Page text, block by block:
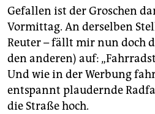
Gefallen ist der Groschen
Vormittag. An derselben
Reuter – fällt mir nun doch
den anderen) auf:
Und wie in der Werbung
entspannt plaudernde
die Straße hoch.